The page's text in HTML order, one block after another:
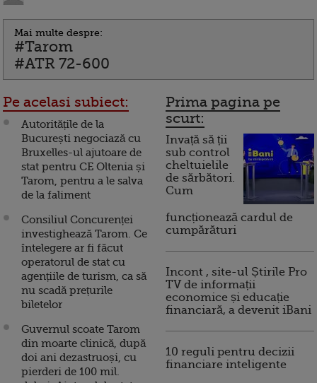
Mai multe despre:
#Tarom
#ATR 72-600
Pe acelasi subiect:
Autoritățile de la
București negociază cu
Bruxelles-ul ajutoare de
stat pentru CE Oltenia și
Tarom, pentru a le salva
de la faliment
Consiliul Concurenței
investighează Tarom. Ce
întelegere ar fi făcut
operatorul de stat cu
agențiile de turism, ca să
nu scadă prețurile
biletelor
Guvernul scoate Tarom
din moarte clinică, după
doi ani dezastruoși, cu
pierderi de 100 mil.
Prima pagina pe
scurt:
Invață să ții
sub control
cheltuielile
de sărbători.
Cum
funcționează cardul de
cumpărături
Incont , site-ul Știrile Pro
TV de informații
economice și educație
financiară, a devenit iBani
10 reguli pentru decizii
financiare inteligente